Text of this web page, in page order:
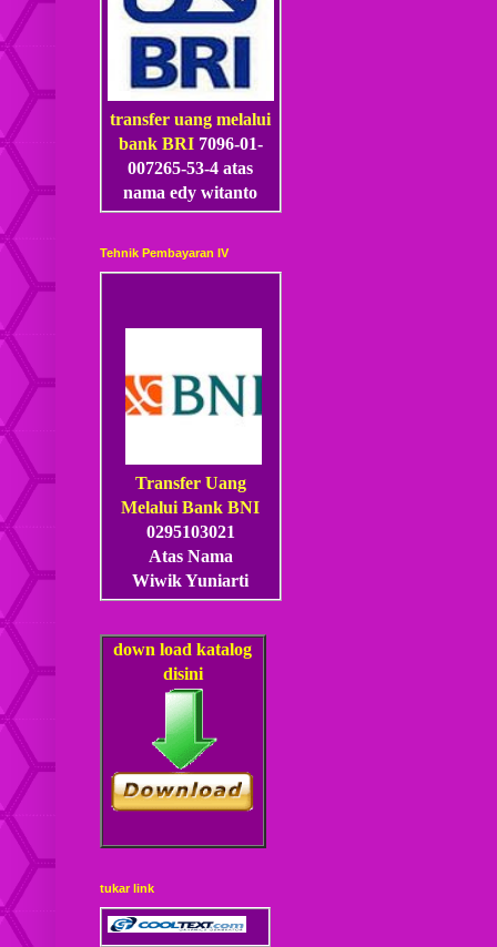
transfer uang melalui
bank BRI 7096-01-
007265-53-4 atas
nama edy witanto
Tehnik Pembayaran IV
Transfer Uang
Melalui Bank BNI
0295103021
Atas Nama
Wiwik Yuniarti
down load katalog
disini
tukar link